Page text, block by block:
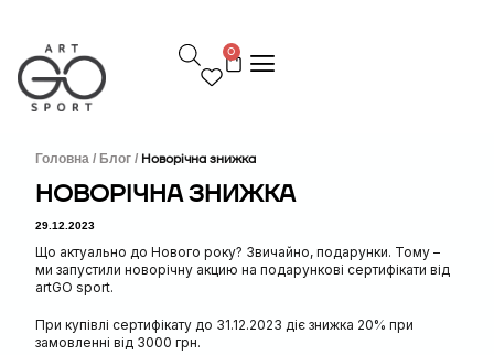
р
е
й
0
Головна / Блог / Новорічна знижка
НОВОРІЧНА ЗНИЖКА
29.12.2023
Що актуально до Нового року? Звичайно, подарунки. Тому –
ми запустили новорічну акцию на подарункові сертифікати від
artGO sport.
При купівлі сертифікату до 31.12.2023 діє знижка 20% при
замовленні від 3000 грн.